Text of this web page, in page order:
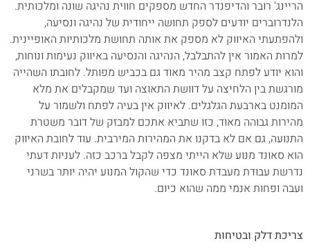
הריינג' רובר והדיפנדר החדש מספקים חווית נהיגה שונה ומלכותית.
הלנדרוברים יודעים לספק תחושה ייחודית של נהיגה ונסיעה,
ולהפתעתי האיווק לא מספק את אותה תחושת מלכותיות האופיינית.
למרות האמור אין להתבלבל, הנהיגה והנסיעה באיווק נעימות ונוחות,
והוא יודע לפתח קצב מהיר מאוד גם בכביש מפותל. לחובתו השהייה
מורגשת בין הלחיצה על דוושת התאוצה ועד שמקבלים את מלא
המומנט בארבעת הגלגלים. לאיווק אין בעיה לפתח ולשמור על
מהירות גבוהה מאוד, כזו שתביא אתכם למבזק של דובר משטרת
התנועה, גם אם לא בדקנו את המהירות המירבית. עוד לחובת האיווק
הוא סאונד מנוע שלא הייתי מצפה לקבל ברכב כזה. לעניות דעתי
נדרשת עבודת מעבדת סאונד כדי שהקול המנוע יהיה יותר בשרני
ועבה ופחות אנמי ממה שהוא כיום.
צריכת דלק ובטיחות